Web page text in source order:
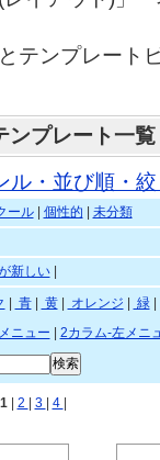
テンプレート
ンプレート一覧
ル・並び順・
ール| 個性的
未分類
新しい|
青| 黄| オレンジ 緑|
ニュー
2カラム-左メニ
1 2 3 4